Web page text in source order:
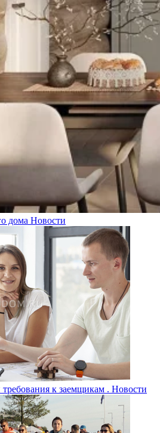
дома Новости
к заемщикам . Новости